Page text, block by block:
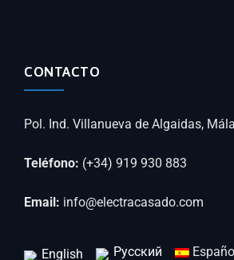
CONTACTO
Pol. Ind. Villanueva de Algaidas,
Teléfono: (+34) 919 930 883
Email: info@electracasado.com
English Русский Español